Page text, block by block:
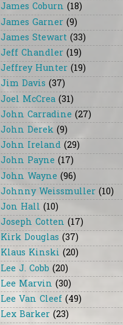
James Coburn (18)
James Garner (9)
James Stewart (33)
Jeff Chandler (19)
Jeffrey Hunter (19)
Jim Davis (37)
Joel McCrea (31)
John Carradine (27)
John Derek (9)
John Ireland (29)
John Payne (17)
John Wayne (96)
Johnny Weissmuller (10)
Jon Hall (10)
Joseph Cotten (17)
Kirk Douglas (37)
Klaus Kinski (20)
Lee J. Cobb (20)
Lee Marvin (30)
Lee Van Cleef (49)
Lex Barker (23)